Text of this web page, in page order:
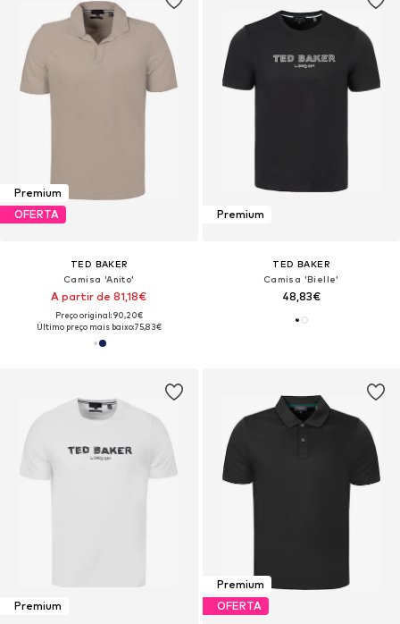
Premium
OFERTA
TED BAKER
Camisa 'Anito'
A partir de 81,18€
Preço original: 90,20€
Último preço mais baixo:75,83€
Premium
TED BAKER
Camisa 'Bielle'
48,83€
Premium
Premium
OFERTA